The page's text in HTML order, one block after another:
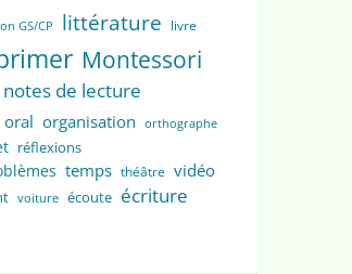
GS/CP littérature livre
Montessori
notes de lecture
oral organisation orthographe
réflexions
temps théâtre vidéo
voiture écoute écriture